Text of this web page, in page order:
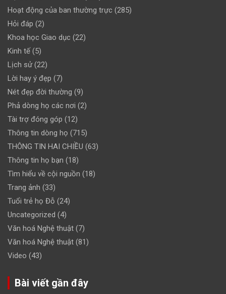
Hoạt động của ban thường trực (285)
Hỏi đáp (2)
Khoa học Giao dục (22)
Kinh tế(5)
Lịch sử(22)
Lời hay ý đẹp (7)
Nét đẹp đời thường (9)
Phả dòng họ các nơi (2)
Tài trợ đóng góp (12)
Thông tin dòng họ (715)
THÔNG TIN HAI CHIỀU (63)
Thông tin họ bạn (18)
Tìm hiểu về cội nguồn (18)
Trang ảnh (33)
Tuổi trẻ họ Đỗ (24)
Uncategorized (4)
Văn hoá Nghệ thuật (7)
Văn hoá Nghệ thuật (81)
Video (43)
Bài viết gần đây